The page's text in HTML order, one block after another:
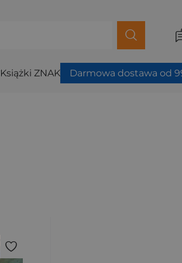
Książki ZNAK Darmowa dostawa od